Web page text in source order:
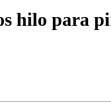
hilo para